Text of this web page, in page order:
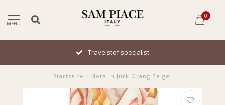
MENU
0
Travelstof specialist
Startseite Noralin Jurk Orang Beige